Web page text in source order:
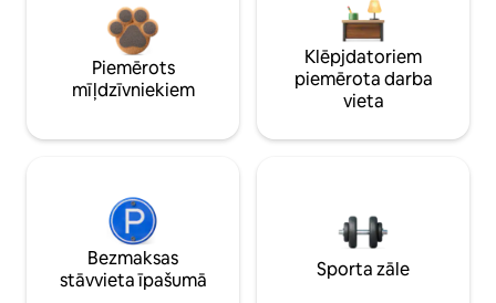
Piemērots
mīļdzīvniekiem
Klēpjdatoriem
piemērota darba
vieta
Bezmaksas
stāvvieta īpašumā
Sporta zāle